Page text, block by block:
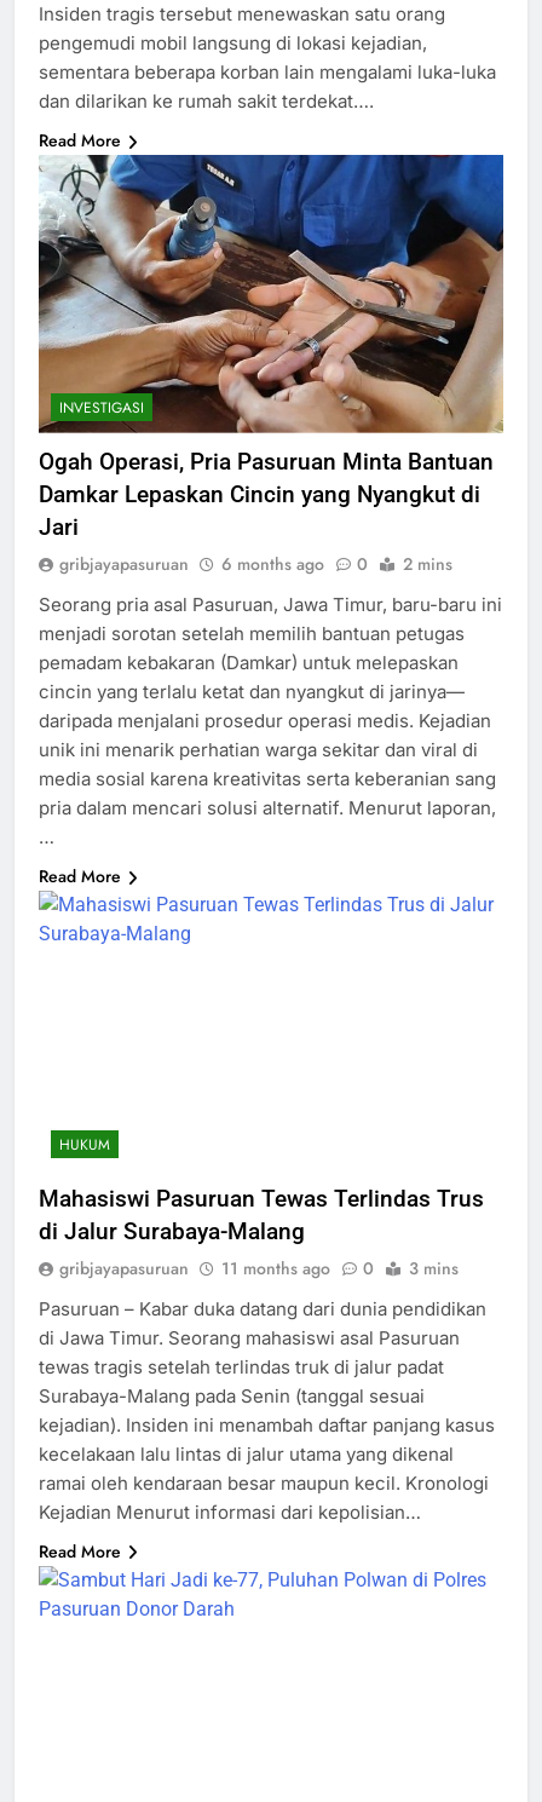
Insiden tragis tersebut menewaskan satu orang
pengemudi mobil langsung di lokasi kejadian,
sementara beberapa korban lain mengalami luka-luka
dan dilarikan ke rumah sakit terdekat….
Read More
INVESTIGASI
Ogah Operasi, Pria Pasuruan Minta Bantuan
Damkar Lepaskan Cincin yang Nyangkut di
Jari
gribjayapasuruan 6 months ago 0 2 mins
Seorang pria asal Pasuruan, Jawa Timur, baru-baru ini
menjadi sorotan setelah memilih bantuan petugas
pemadam kebakaran (Damkar) untuk melepaskan
cincin yang terlalu ketat dan nyangkut di jarinya—
daripada menjalani prosedur operasi medis. Kejadian
unik ini menarik perhatian warga sekitar dan viral di
media sosial karena kreativitas serta keberanian sang
pria dalam mencari solusi alternatif. Menurut laporan,
…
Read More
HUKUM
Mahasiswi Pasuruan Tewas Terlindas Trus
di Jalur Surabaya-Malang
gribjayapasuruan 11 months ago 0 3 mins
Pasuruan – Kabar duka datang dari dunia pendidikan
di Jawa Timur. Seorang mahasiswi asal Pasuruan
tewas tragis setelah terlindas truk di jalur padat
Surabaya-Malang pada Senin (tanggal sesuai
kejadian). Insiden ini menambah daftar panjang kasus
kecelakaan lalu lintas di jalur utama yang dikenal
ramai oleh kendaraan besar maupun kecil. Kronologi
Kejadian Menurut informasi dari kepolisian…
Read More